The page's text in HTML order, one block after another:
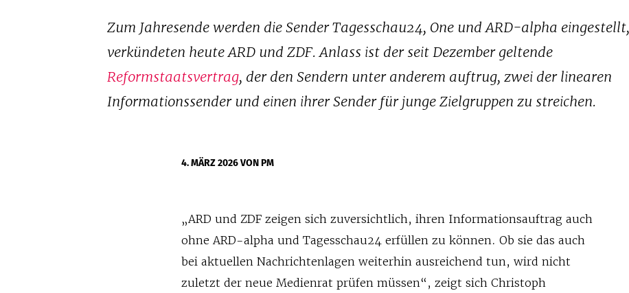
Zum Jahresende werden die Sender Tagesschau24, One und ARD-alpha
verkündeten heute ARD und ZDF. Anlass ist der seit Dezember geltende
Reformstaatsvertrag, der den Sendern unter anderem auftrug, zwei der linearen
Informationssender und einen ihrer Sender für junge Zielgruppen zu streichen.
4. MÄRZ 2026VON PM
„ARD und ZDF zeigen sich zuversichtlich, ihren Informationsauftrag auch
ohne ARD-alpha und Tagesschau24 erfüllen zu können. Ob sie das auch
bei aktuellen Nachrichtenlagen weiterhin ausreichend tun, wird nicht
zuletzt der neue Medienrat prüfen müssen“, zeigt sich Christoph